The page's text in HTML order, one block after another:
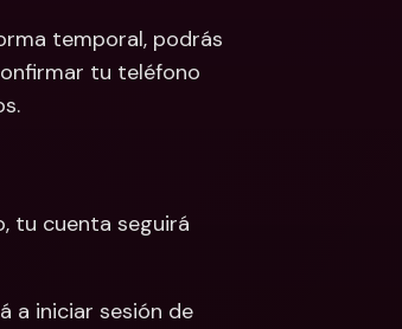
temporal, podrás
tu teléfono
tu cuenta seguirá
a iniciar sesión de